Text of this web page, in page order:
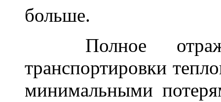
больше.
Полное
транспортировки
минимальными